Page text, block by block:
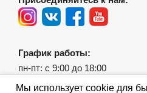
График работы:
пн-пт: с 9:00 до 18:00
сб-вс: выходной
Мы использует cookie для